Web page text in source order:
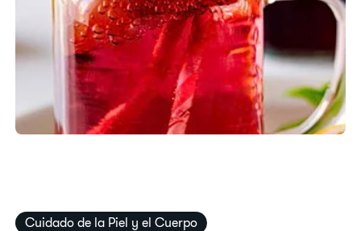
Cuidado de la Piel y el Cuerpo